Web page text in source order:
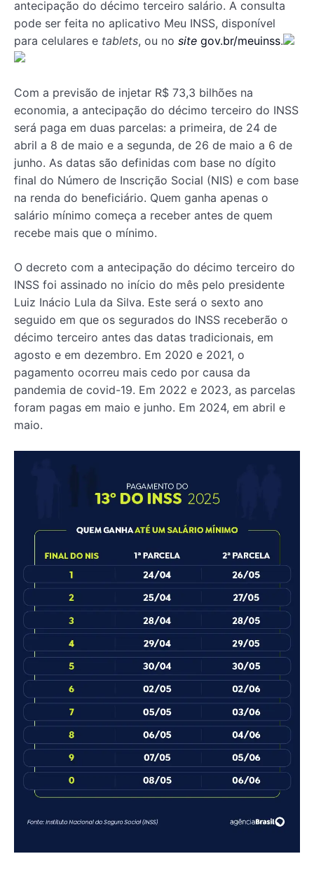
antecipação do décimo terceiro salário. A consulta
pode ser feita no aplicativo Meu INSS, disponível
para celulares e tablets, ou no site gov.br/meuinss.
Com a previsão de injetar R$ 73,3 bilhões na
economia, a antecipação do décimo terceiro do INSS
será paga em duas parcelas: a primeira, de 24 de
abril a 8 de maio e a segunda, de 26 de maio a 6 de
junho. As datas são definidas com base no dígito
final do Número de Inscrição Social (NIS) e com base
na renda do beneficiário. Quem ganha apenas o
salário mínimo começa a receber antes de quem
recebe mais que o mínimo.
O decreto com a antecipação do décimo terceiro do
INSS foi assinado no início do mês pelo presidente
Luiz Inácio Lula da Silva. Este será o sexto ano
seguido em que os segurados do INSS receberão o
décimo terceiro antes das datas tradicionais, em
agosto e em dezembro. Em 2020 e 2021, o
pagamento ocorreu mais cedo por causa da
pandemia de covid-19. Em 2022 e 2023, as parcelas
foram pagas em maio e junho. Em 2024, em abril e
maio.